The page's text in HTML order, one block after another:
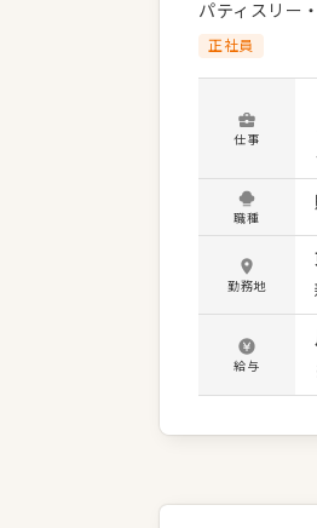
パティスリー
正社員
仕事
職種
勤務地
給与